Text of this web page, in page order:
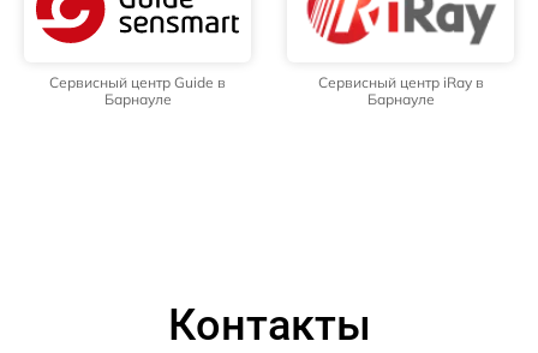
Сервисный центр Guide в
Барнауле
Сервисный центр iRay в
Барнауле
Контакты